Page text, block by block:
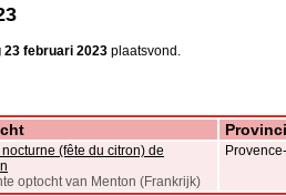
23 februari 2023 plaatsvond.
(fête du citron) de
optocht van Menton (Frankrijk)